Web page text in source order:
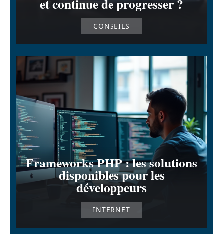
CONSEILS
Frameworks PHP : les solutions
disponibles pour les
développeurs
INTERNET